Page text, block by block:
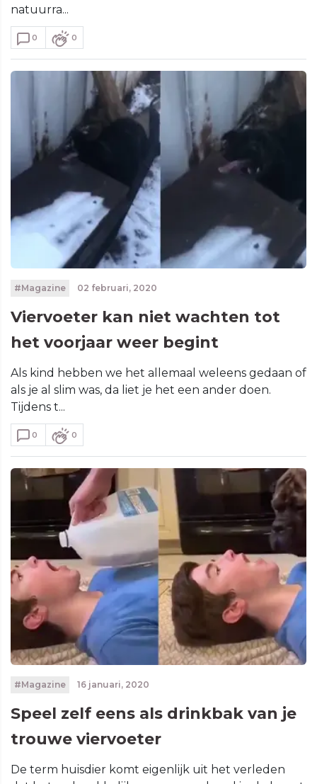
natuurra...
0 0
#Magazine 02 februari, 2020
Viervoeter kan niet wachten tot
het voorjaar weer begint
Als kind hebben we het allemaal weleens gedaan of
als je al slim was, da liet je het een ander doen.
Tijdens t...
0 0
#Magazine 16 januari, 2020
Speel zelf eens als drinkbak van je
trouwe viervoeter
De term huisdier komt eigenlijk uit het verleden